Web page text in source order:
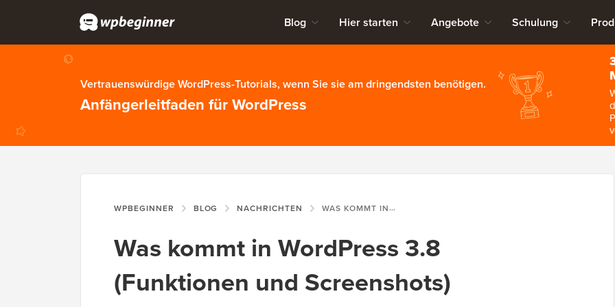
Blog Hier starten Angebote Schulung
Vertrauenswürdige WordPress-Tutorials, wenn Sie sie am dringendsten benötigen.
Anfängerleitfaden für WordPress
WPBEGINNER BLOG NACHRICHTEN WAS KOMMT IN WORDPRESS 3.8 (FUNKTIONEN UND SCREENSHOTS)
Was kommt in WordPress 3.8
(Funktionen und Screenshots)